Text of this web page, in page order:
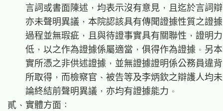
言詞或書面陳述，均表示沒有意見，且迄於言詞
亦未聲明異議，本院認該具有傳聞證據性質之證
過程並無瑕疵，且與待證事實具有關聯性，證明
低，以之作為證據係屬適當，俱得作為證據。另
實所憑之非供述證據，並無證據證明係公務員違
所取得，而檢察官、被告等及李炳欽之辯護人均
    論終結前聲明異議，亦均有證據能力。
貳、實體方面：